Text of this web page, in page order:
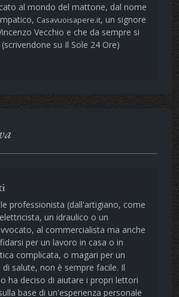
al mondo del mattone, dal nome
Casavuoisapere.it, un signore
Vecchio e che da sempre si
su Il Sole 24 Ore)
professionista (dall'artigiano, come
un idraulico o un
al commercialista ma anche
per un lavoro in casa o in
complicata, o magari per un
salute, non è sempre facile. Il
ha deciso di aiutare i propri lettori
base di un'esperienza personale